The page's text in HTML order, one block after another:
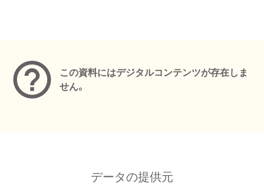
この資料にはデジタルコンテンツが存在しま
せん。
データの提供元